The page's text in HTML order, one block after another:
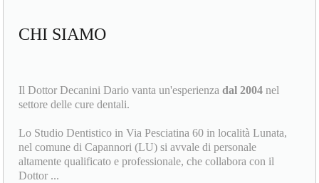
CHI SIAMO
Il Dottor Decanini Dario vanta un'esperienzadal 2004 nel
settore delle cure dentali.
Lo Studio Dentistico in Via Pesciatina 60 in località Lunata,
nel comune di Capannori (LU) si avvale di personale
altamente qualificato e professionale, che collabora con il
Dottor ...